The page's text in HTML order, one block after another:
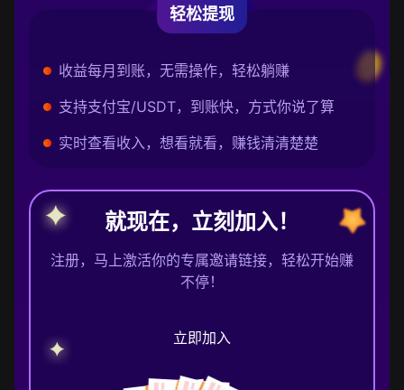
轻松提现
收益每月到账，无需操作，轻松躺赚
支持支付宝/USDT，到账快，方式你说了算
实时查看收入，想看就看，赚钱清清楚楚
就现在，立刻加入！
注册，马上激活你的专属邀请链接，轻松开始赚
不停！
立即加入